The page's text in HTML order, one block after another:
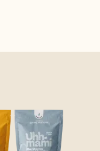
Hollantilainen